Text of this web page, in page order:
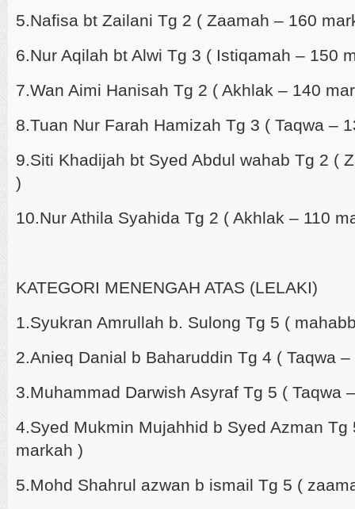
5.Nafisa bt Zailani Tg 2 ( Zaamah – 160
6.Nur Aqilah bt Alwi Tg 3 ( Istiqamah – 150
7.Wan Aimi Hanisah Tg 2 ( Akhlak – 140
8.Tuan Nur Farah Hamizah Tg 3 ( Taqwa –
9.Siti Khadijah bt Syed Abdul wahab Tg 2 (
)
10.Nur Athila Syahida Tg 2 ( Akhlak – 110
KATEGORI MENENGAH ATAS (LELAKI)
1.Syukran Amrullah b. Sulong Tg 5 (
2.Anieq Danial b Baharuddin Tg 4 ( Taqwa
3.Muhammad Darwish Asyraf Tg 5 ( Taqwa
4.Syed Mukmin Mujahhid b Syed Azman Tg
markah )
5.Mohd Shahrul azwan b ismail Tg 5 (